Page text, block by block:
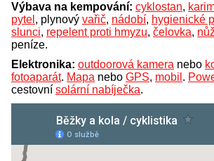
Výbava na kempování: cyklostan,
pytel , plynový vařič, nádobí, hygienické
slunci, repelent proti hmyzu, čelovka, nůž
peníze.
Elektronika: outdoorová kamera nebo
fotoaparát. Mapa nebo GPS, mobil .
cestovní solární nabíječka.